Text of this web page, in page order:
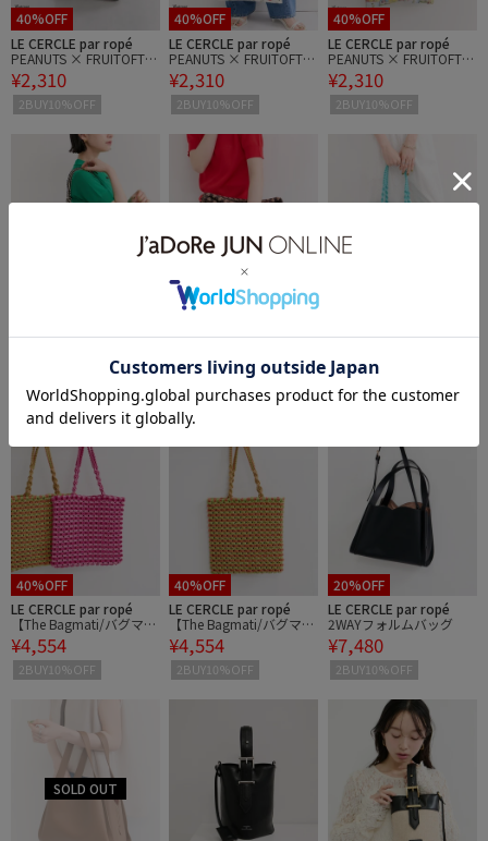
40%OFF
LE CERCLE par ropé
PEANUTS × FRUITOFTH
EROOM エコBAG
¥2,310
2BUY10%OFF
40%OFF
LE CERCLE par ropé
PEANUTS × FRUITOFTH
EROOM エコBAG
¥2,310
2BUY10%OFF
40%OFF
LE CERCLE par ropé
PEANUTS × FRUITOFTH
EROOM エコBAG
¥2,310
2BUY10%OFF
【The Bagmati/バグマテ
ィ】コード編みバッグ
2BUY10%OFF
40%OFF
【The Bagmati/バグマテ
ィ】コード編みバッグ
¥4,554
2BUY10%OFF
【The Bagmati/バグマテ
ィ】コード編みバッグ
¥4,554
2BUY10%OFF
40%OFF
LE CERCLE par ropé
【The Bagmati/バグマテ
ィ】コード編みバッグ
¥4,554
2BUY10%OFF
40%OFF
LE CERCLE par ropé
【The Bagmati/バグマテ
ィ】コード編みバッグ
¥4,554
2BUY10%OFF
20%OFF
LE CERCLE par ropé
2WAYフォルムバッグ
¥7,480
2BUY10%OFF